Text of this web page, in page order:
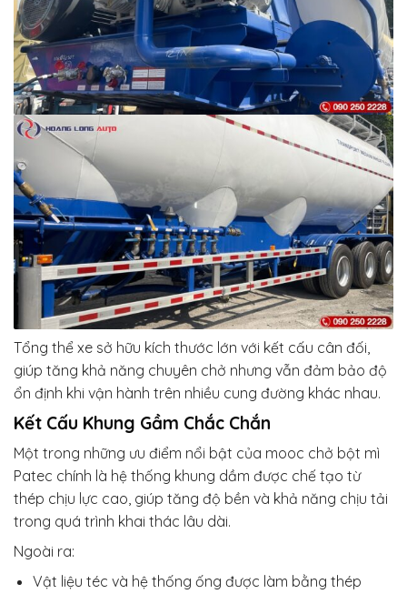
Tổng thể xe sở hữu kích thước lớn với kết cấu cân đối,
giúp tăng khả năng chuyên chở nhưng vẫn đảm bảo độ
ổn định khi vận hành trên nhiều cung đường khác nhau.
Kết Cấu Khung Gầm Chắc Chắn
Một trong những ưu điểm nổi bật của mooc chở bột mì
Patec chính là hệ thống khung dầm được chế tạo từ
thép chịu lực cao, giúp tăng độ bền và khả năng chịu tải
trong quá trình khai thác lâu dài.
Ngoài ra:
Vật liệu téc và hệ thống ống được làm bằng thép